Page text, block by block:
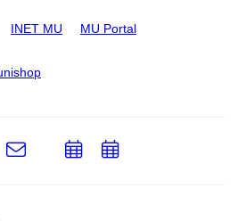
INET MU MU Portal
e-
AddAdd